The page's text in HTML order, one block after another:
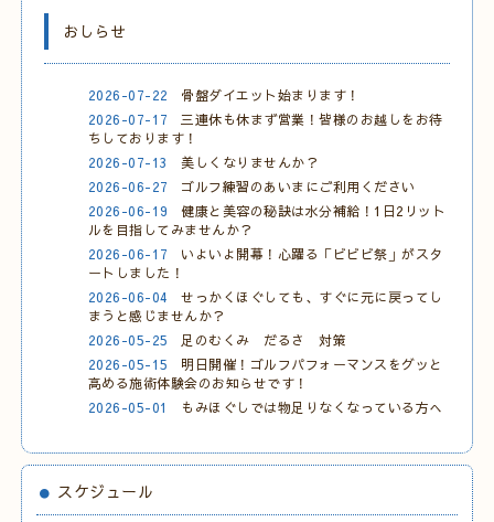
おしらせ
2026-07-22
骨盤ダイエット始まります！
2026-07-17
三連休も休まず営業！皆様のお越しをお待
ちしております！
2026-07-13
美しくなりませんか？
2026-06-27
ゴルフ練習のあいまにご利用ください
2026-06-19
健康と美容の秘訣は水分補給！1日2リット
ルを目指してみませんか？
2026-06-17
いよいよ開幕！心躍る「ビビビ祭」がスタ
ートしました！
2026-06-04
せっかくほぐしても、すぐに元に戻ってし
まうと感じませんか？
2026-05-25
足のむくみ だるさ 対策
2026-05-15
明日開催！ゴルフパフォーマンスをグッと
高める施術体験会のお知らせです！
2026-05-01
もみほぐしでは物足りなくなっている方へ
スケジュール